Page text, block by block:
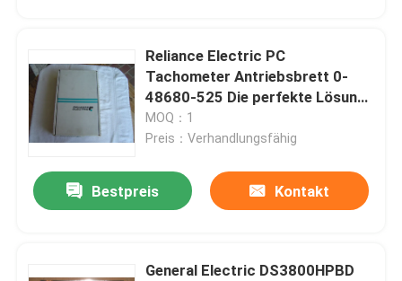
Reliance Electric PC
Tachometer Antriebsbrett 0-
48680-525 Die perfekte Lösung
für Ihr Unternehmen
MOQ：1
Preis：Verhandlungsfähig
Bestpreis Kontakt
General Electric DS3800HPBD